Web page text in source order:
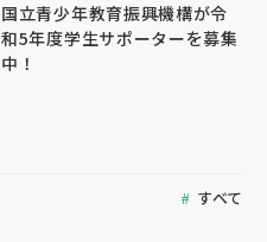
国立青少年教育振興機構が令
和5年度学生サポーターを募集
中！
すべて